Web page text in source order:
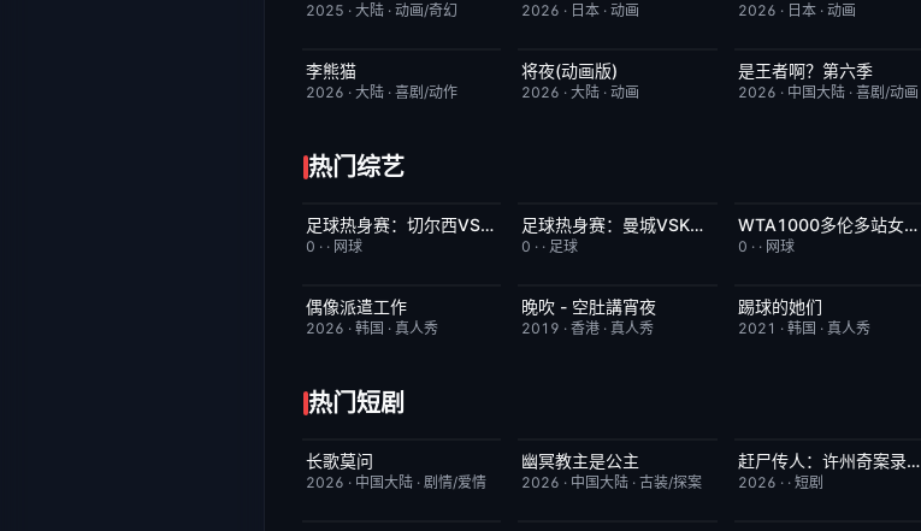
2025 · 大陆 · 动画/奇幻 2026 · 日本 ·动画 2026 · 日本· 动画
更新至第4集
李熊猫
2026 · 大陆 · 喜剧/动作
更新至第17集
将夜(动画版)
2026 ·大陆 ·动画
更新至第4集
是王者啊？第六季
2026 · 中国大陆· 喜剧/动画
热门综艺
今日更新 5.0足球热身赛：切尔西VS尤文图斯20260805
0 · · 网球
今日更新 8.0足球热身赛：曼城VSK联赛全明星20260805
0 · · 足球
今日更新 7.0
WTA1000多伦多站女单第二轮：陶森VS巴图科娃
0 · · 网球
已完结
偶像派遣工作
2026 · 韩国 · 真人秀
更新至第334期
晚吹 - 空肚講宵夜
2019 ·香港 ·真人秀
昨日更新
踢球的她们
2021 · 韩国 · 真人秀
热门短剧
已完结
长歌莫问
2026 · 中国大陆 · 剧情/爱情
已完结
幽冥教主是公主
2026 · 中国大陆 ·古装/探案
完结 9.0赶尸传人：许州奇案录秘术追凶
2026 · · 短剧